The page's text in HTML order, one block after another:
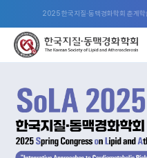
2025 한국지질·동맥경화학회 춘계